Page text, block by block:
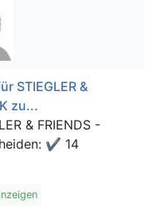
STIEGLER &
zu...
& FRIENDS -
✔ 14